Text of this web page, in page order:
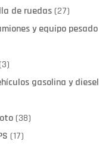
de ruedas(27)
y equipo pesado
gasolina y diesel
(38)
(17)